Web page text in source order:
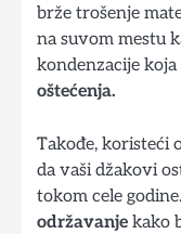
brže trošenje
na suvom mestu
kondenzacije
oštećenja.
Takođe, koristeći
da vaši džakovi
tokom cele godine.
održavanje kako